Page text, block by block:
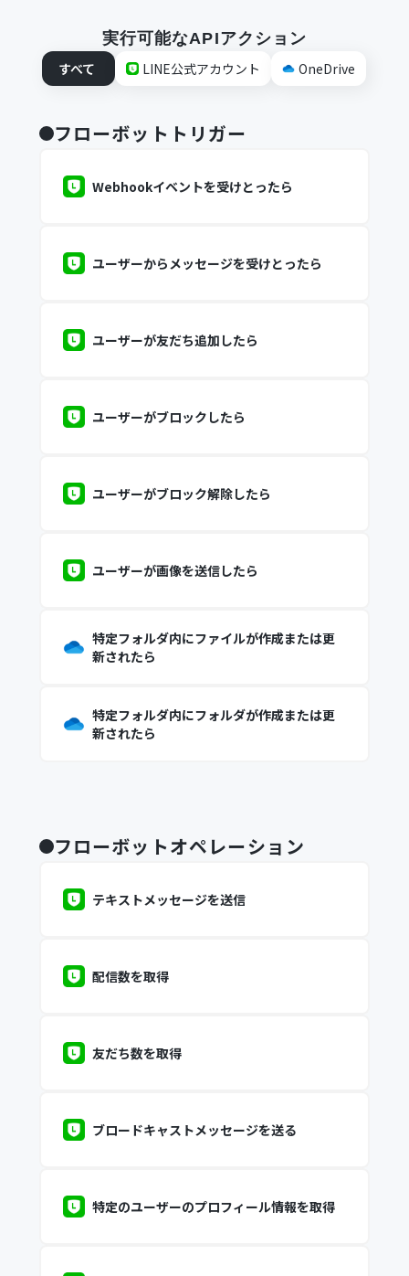
実行可能なAPIアクション
すべて
LINE公式アカウント OneDrive
フローボットトリガー
Webhookイベントを受けとったら
ユーザーからメッセージを受けとったら
ユーザーが友だち追加したら
ユーザーがブロックしたら
ユーザーがブロック解除したら
ユーザーが画像を送信したら
特定フォルダ内にファイルが作成または更
新されたら
特定フォルダ内にフォルダが作成または更
新されたら
フローボットオペレーション
テキストメッセージを送信
配信数を取得
友だち数を取得
ブロードキャストメッセージを送る
特定のユーザーのプロフィール情報を取得